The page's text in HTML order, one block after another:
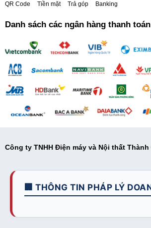
QR Code Tiền mặt Trả góp Banking
Danh sách các ngân hàng thanh
Công ty TNHH Điện máy và Nội thất Thành
🏢 THÔNG TIN PHÁP LÝ